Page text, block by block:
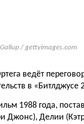
/ gettyimages.com
ведёт
в «Битлджусе
1988 года,
Джонс), Делии